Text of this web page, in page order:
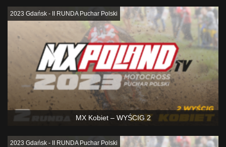
MX Kobiet – WYŚCIG 2
2023 Gdańsk - II RUNDA Puchar Polski
2023 Gdańsk - II RUNDA Puchar Polski